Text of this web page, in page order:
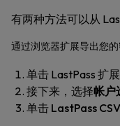
有两种方法可以从
通过浏览器扩展导出您
单击 LastPass 扩
接下来，选择帐户
单击 LastPass